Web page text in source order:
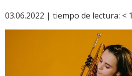
03.06.2022 | tiempo de lectura: < 1